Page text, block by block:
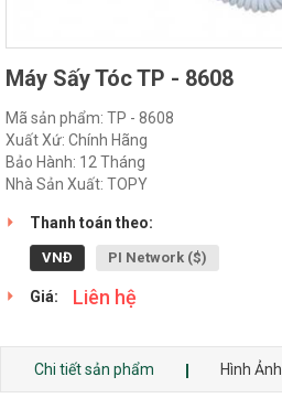
Máy Sấy Tóc TP - 8608
Mã sản phẩm: TP - 8608
Xuất Xứ: Chính Hãng
Bảo Hành: 12 Tháng
Nhà Sản Xuất: TOPY
Thanh toán theo:
VNĐ PI Network ($)
Giá: Liên hệ
Chi tiết sản phẩm Hình Ảnh